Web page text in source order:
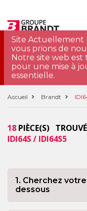
Site Actuellement
vous prions de
Notre site web
pour une mise à
essentielle.
Accueil Brandt
18 PIÈCE(S)
IDI64S / IDI64S5
1. Cherchez
dessous